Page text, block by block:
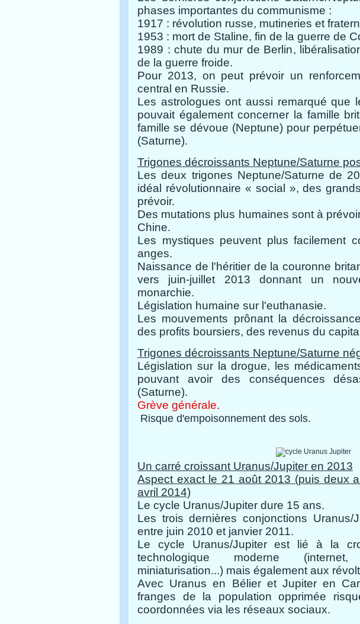
phases importantes du communisme :
1917 : révolution russe, mutineries et
1953 : mort de Staline, fin de la guerre de
1989 : chute du mur de Berlin,
de la guerre froide.
Pour 2013, on peut prévoir un
central en Russie.
Les astrologues ont aussi remarqué que
pouvait également concerner la famille
famille se dévoue (Neptune) pour
(Saturne).
Trigones décroissants Neptune/Saturne
Les deux trigones Neptune/Saturne de
idéal révolutionnaire « social », des
prévoir.
Des mutations plus humaines sont à
Chine.
Les mystiques peuvent plus facilement
anges.
Naissance de l'héritier de la couronne
vers juin-juillet 2013 donnant un
monarchie.
Législation humaine sur l'euthanasie.
Les mouvements prônant la
des profits boursiers, des revenus du
Trigones décroissants Neptune/Saturne n
Législation sur la drogue, les
pouvant avoir des conséquences
(Saturne).
Grève générale.
Risque d'empoisonnement des sols.
Un carré croissant Uranus/Jupiter en 2013
Aspect exact le 21 août 2013 (puis deux
avril 2014)
Le cycle Uranus/Jupiter dure 15 ans.
Les trois dernières conjonctions Uranus/
entre juin 2010 et janvier 2011.
Le cycle Uranus/Jupiter est lié à la
technologique moderne
miniaturisation...) mais également aux
Avec Uranus en Bélier et Jupiter en
franges de la population opprimée
coordonnées via les réseaux sociaux.